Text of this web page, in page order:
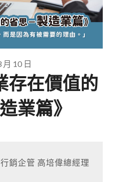
月 10 日
存在價值的
業篇》
銷企管 高培偉總經理